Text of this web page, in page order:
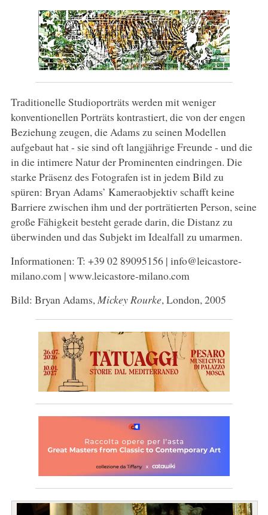
Traditionelle Studioporträts werden mit weniger
konventionellen Porträts kontrastiert, die von der engen
Beziehung zeugen, die Adams zu seinen Modellen
aufgebaut hat - sie sind oft langjährige Freunde - und die
in die intimere Natur der Prominenten eindringen. Die
starke Präsenz des Fotografen ist in jedem Bild zu
spüren: Bryan Adams’ Kameraobjektiv schafft keine
Barriere zwischen ihm und der porträtierten Person, seine
große Fähigkeit besteht gerade darin, die Distanz zu
überwinden und das Subjekt im Idealfall zu umarmen.
Informationen: T: +39 02 89095156 | info@leicastore-
milano.com | www.leicastore-milano.com
Bild: Bryan Adams, Mickey Rourke, London, 2005